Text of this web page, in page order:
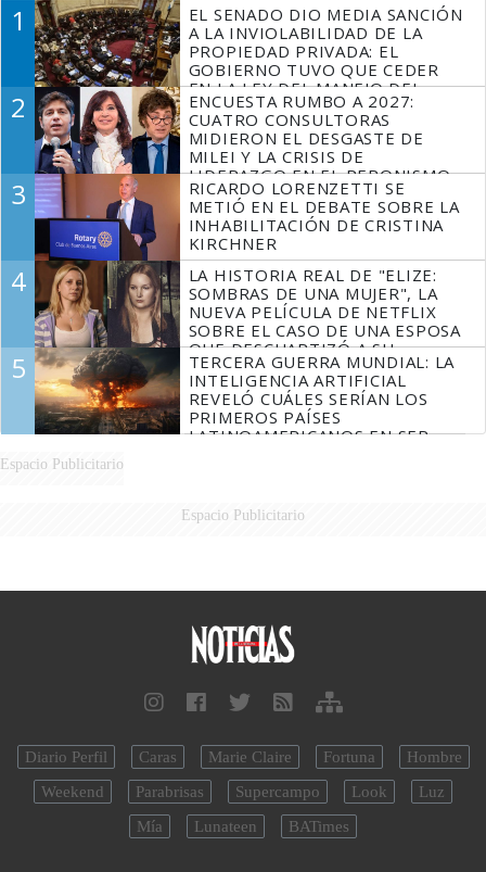
1
EL SENADO DIO MEDIA SANCIÓN
A LA INVIOLABILIDAD DE LA
PROPIEDAD PRIVADA: EL
GOBIERNO TUVO QUE CEDER
EN LA LEY DEL MANEJO DEL
FUEGO
2
ENCUESTA RUMBO A 2027:
CUATRO CONSULTORAS
MIDIERON EL DESGASTE DE
MILEI Y LA CRISIS DE
LIDERAZGO EN EL PERONISMO
3
RICARDO LORENZETTI SE
METIÓ EN EL DEBATE SOBRE LA
INHABILITACIÓN DE CRISTINA
KIRCHNER
4
LA HISTORIA REAL DE "ELIZE:
SOMBRAS DE UNA MUJER", LA
NUEVA PELÍCULA DE NETFLIX
SOBRE EL CASO DE UNA ESPOSA
QUE DESCUARTIZÓ A SU
MARIDO
5
TERCERA GUERRA MUNDIAL: LA
INTELIGENCIA ARTIFICIAL
REVELÓ CUÁLES SERÍAN LOS
PRIMEROS PAÍSES
LATINOAMERICANOS EN SER
Espacio Publicitario
Espacio Publicitario
Diario Perfil Caras Marie Claire Fortuna
Hombre
Weekend
Parabrisas Supercampo Look
Luz
Mía
Lunateen BATimes